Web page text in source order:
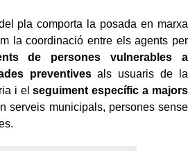
pla comporta la posada en marxa
la coordinació entre els agents per
de persones vulnerables a
preventivesals usuaris de la
i elseguiment específic a majors
serveis municipals, persones sense